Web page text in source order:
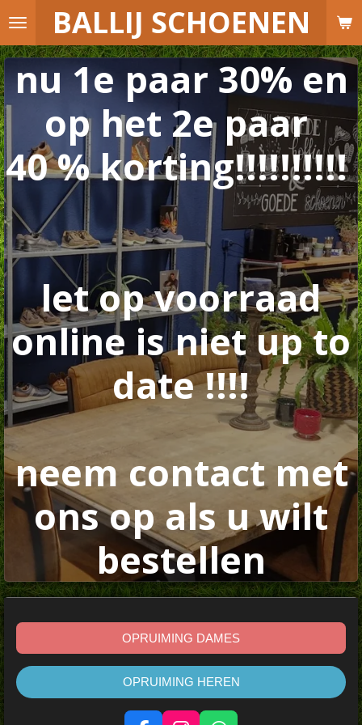
Ga
naar
de
hoofdinhoud
BALLIJ SCHOENEN
nu 1e paar 30% en
op het 2e paar
40 % korting!!!!!!!!!!
let op voorraad
online is niet up to
date !!!!
neem contact met
ons op als u wilt
bestellen
OPRUIMING DAMES
OPRUIMING HEREN